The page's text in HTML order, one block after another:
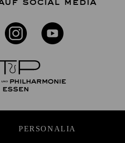
SOCIAL MEDIA
PERSONALIA